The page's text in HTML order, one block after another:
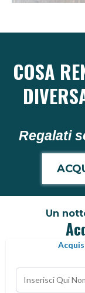
COSA
Regalati
Un